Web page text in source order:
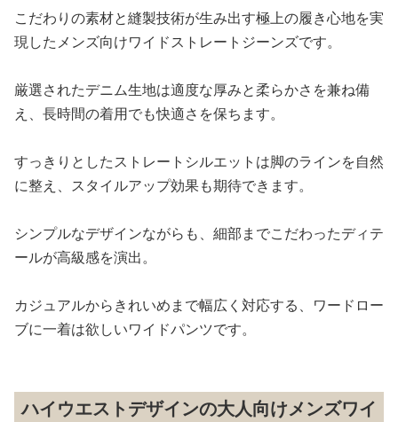
こだわりの素材と縫製技術が生み出す極上の履き心地を実
現したメンズ向けワイドストレートジーンズです。
厳選されたデニム生地は適度な厚みと柔らかさを兼ね備
え、長時間の着用でも快適さを保ちます。
すっきりとしたストレートシルエットは脚のラインを自然
に整え、スタイルアップ効果も期待できます。
シンプルなデザインながらも、細部までこだわったディテ
ールが高級感を演出。
カジュアルからきれいめまで幅広く対応する、ワードロー
ブに一着は欲しいワイドパンツです。
ハイウエストデザインの大人向けメンズワイ